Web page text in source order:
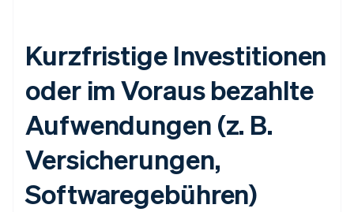
Kurzfristige Investitionen
oder im Voraus bezahlte
Aufwendungen (z. B.
Versicherungen,
Softwaregebühren)